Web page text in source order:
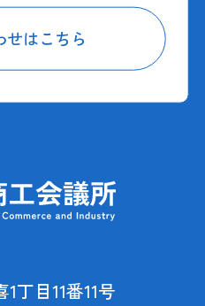
せはこちら
丁目11番11号